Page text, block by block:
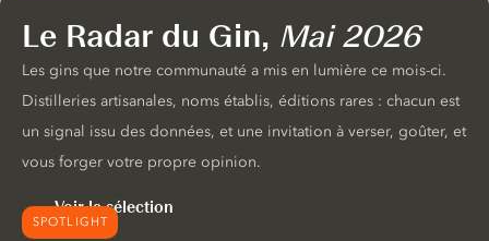
SPOTLIGHT
Le Radar du Gin, Mai 2026
Les gins que notre communauté a mis en lumière ce mois-ci.
Distilleries artisanales, noms établis, éditions rares : chacun est
un signal issu des données, et une invitation à verser, goûter, et
vous forger votre propre opinion.
Voir la sélection